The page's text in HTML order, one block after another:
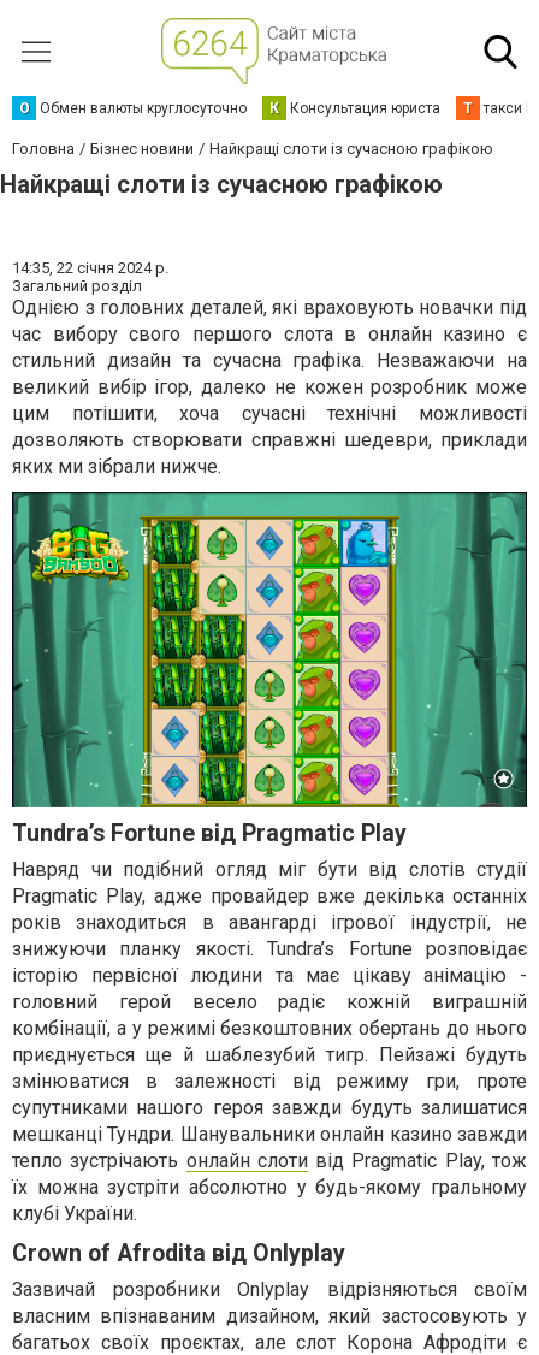
О Обмен валюты круглосуточно К Консультация юриста Т такси
Головна Бізнес новини Найкращі слоти із сучасною графікою
Найкращі слоти із сучасною графікою
14:35, 22 січня 2024 р.
Загальний розділ
Однією з головних деталей, які враховують новачки під
час вибору свого першого слота в онлайн казино є
стильний дизайн та сучасна графіка. Незважаючи на
великий вибір ігор, далеко не кожен розробник може
цим потішити, хоча сучасні технічні можливості
дозволяють створювати справжні шедеври, приклади
яких ми зібрали нижче.
Tundra’s Fortune від Pragmatic Play
Навряд чи подібний огляд міг бути від слотів студії
Pragmatic Play, адже провайдер вже декілька останніх
років знаходиться в авангарді ігрової індустрії, не
знижуючи планку якості. Tundra’s Fortune розповідає
історію первісної людини та має цікаву анімацію -
головний герой весело радіє кожній виграшній
комбінації, а у режимі безкоштовних обертань до нього
приєднується ще й шаблезубий тигр. Пейзажі будуть
змінюватися в залежності від режиму гри, проте
супутниками нашого героя завжди будуть залишатися
мешканці Тундри. Шанувальники онлайн казино завжди
тепло зустрічають онлайн слотивід Pragmatic Play, тож
їх можна зустріти абсолютно у будь-якому гральному
клубі України.
Crown of Afrodita від Onlyplay
Зазвичай розробники Onlyplay відрізняються своїм
власним впізнаваним дизайном, який застосовують у
багатьох своїх проєктах, але слот Корона Афродіти є